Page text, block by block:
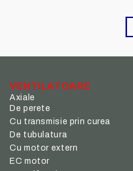
VENTILATOARE
Axiale
De perete
Cu transmisie prin curea
De tubulatura
Cu motor extern
EC motor